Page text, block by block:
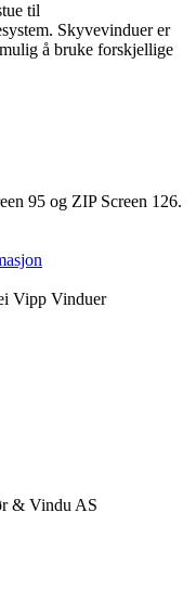
til
Skyvevinduer er
å bruke forskjellige
95 og ZIP Screen 126.
Vipp Vinduer
& Vindu AS